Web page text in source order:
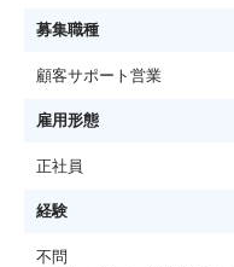
募集職種
顧客サポート営業
雇用形態
正社員
経験
不問